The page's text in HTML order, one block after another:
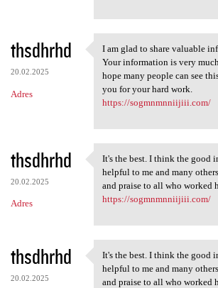
thsdhrhd
20.02.2025
Adres
I am glad to share
I am glad to share valuable
Your information is very
hope many people can see
you for your hard work.
https://sogmnmnniijiii.com/
thsdhrhd
20.02.2025
Adres
It's the best. I think the
It's the best. I think the good
helpful to me and many
and praise to all who worked
https://sogmnmnniijiii.com/
thsdhrhd
20.02.2025
It's the best. I think the
It's the best. I think the good
helpful to me and many
and praise to all who worked